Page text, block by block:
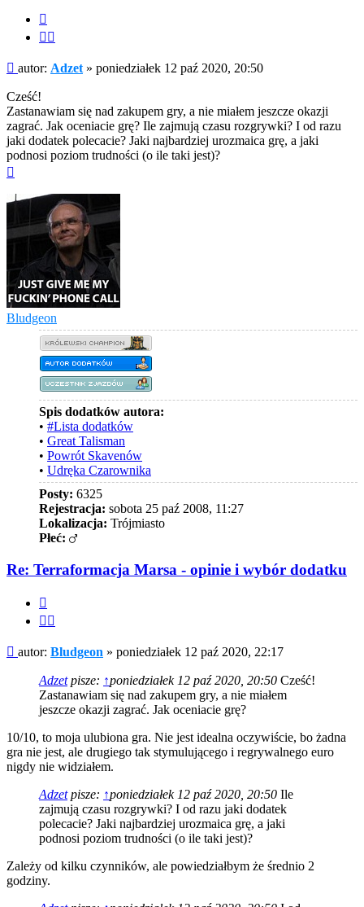
Post
autor: Adzet » poniedziałek 12 paź 2020, 20:50
Cześć!
Zastanawiam się nad zakupem gry, a nie miałem jeszcze okazji
zagrać. Jak oceniacie grę? Ile zajmują czasu rozgrywki? I od razu
jaki dodatek polecacie? Jaki najbardziej urozmaica grę, a jaki
podnosi poziom trudności (o ile taki jest)?
Bludgeon
Spis dodatków autora:
• #Lista dodatków
• Great Talisman
• Powrót Skavenów
• Udręka Czarownika
Posty: 6325
Rejestracja: sobota 25 paź 2008, 11:27
Lokalizacja: Trójmiasto
Płeć:
Re: Terraformacja Marsa - opinie i wybór dodatku
Post
autor: Bludgeon » poniedziałek 12 paź 2020, 22:17
Adzetpisze: ↑poniedziałek 12 paź 2020, 20:50 Cześć!
Zastanawiam się nad zakupem gry, a nie miałem
jeszcze okazji zagrać. Jak oceniacie grę?
10/10, to moja ulubiona gra. Nie jest idealna oczywiście, bo żadna
gra nie jest, ale drugiego tak stymulującego i regrywalnego euro
nigdy nie widziałem.
Adzetpisze: ↑poniedziałek 12 paź 2020, 20:50 Ile
zajmują czasu rozgrywki? I od razu jaki dodatek
polecacie? Jaki najbardziej urozmaica grę, a jaki
podnosi poziom trudności (o ile taki jest)?
Zależy od kilku czynników, ale powiedziałbym że średnio 2
godziny.